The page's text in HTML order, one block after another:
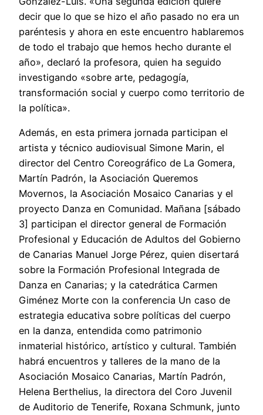
decir que lo que se hizo el año pasado no era un
paréntesis y ahora en este encuentro hablaremos
de todo el trabajo que hemos hecho durante el
año», declaró la profesora, quien ha seguido
investigando «sobre arte, pedagogía,
transformación social y cuerpo como territorio de
la política».
Además, en esta primera jornada participan el
artista y técnico audiovisual Simone Marin, el
director del Centro Coreográfico de La Gomera,
Martín Padrón, la Asociación Queremos
Movernos, la Asociación Mosaico Canarias y el
proyecto Danza en Comunidad. Mañana [sábado
3] participan el director general de Formación
Profesional y Educación de Adultos del Gobierno
de Canarias Manuel Jorge Pérez, quien disertará
sobre la Formación Profesional Integrada de
Danza en Canarias; y la catedrática Carmen
Giménez Morte con la conferencia Un caso de
estrategia educativa sobre políticas del cuerpo
en la danza, entendida como patrimonio
inmaterial histórico, artístico y cultural. También
habrá encuentros y talleres de la mano de la
Asociación Mosaico Canarias, Martín Padrón,
Helena Berthelius, la directora del Coro Juvenil
de Auditorio de Tenerife, Roxana Schmunk, junto